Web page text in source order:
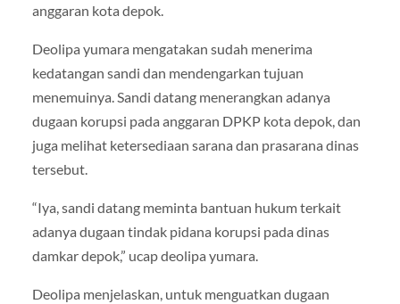
anggaran kota depok.
Deolipa yumara mengatakan sudah menerima
kedatangan sandi dan mendengarkan tujuan
menemuinya. Sandi datang menerangkan adanya
dugaan korupsi pada anggaran DPKP kota depok, dan
juga melihat ketersediaan sarana dan prasarana dinas
tersebut.
“Iya, sandi datang meminta bantuan hukum terkait
adanya dugaan tindak pidana korupsi pada dinas
damkar depok,” ucap deolipa yumara.
Deolipa menjelaskan, untuk menguatkan dugaan